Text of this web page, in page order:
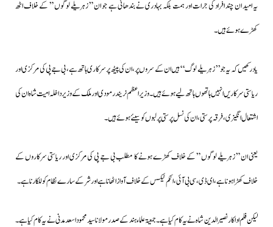
یہ امید ان چند افراد کی جرات اور ہمت بلکہ بہادری نے بندھائی ہے جو ان ” زہریلے لوگوں ” کے خلاف اٹھ
کھڑے ہوئے ہیں۔
یاد رکھیں کہ یہ جو ’’ زہریلے لوگ‘‘ ہیں ان کے سروں پر،ان کی پیٹھ پر سرکاری ہاتھ ہے، بی جے پی کی مرکزی اور
ریاستی سرکاریں انہیں ہاتھوں ہاتھ لیے ہوئے ہیں۔وزیراعظم نریندر مودی اور ملک کے وزیر داخلہ امیت شاہ ان کی
اشتعال انگیزی،فرقہ پرستی،ان کی نسل پرستی پر لبوں کو سیئے ہوئے ہیں۔
یعنی ان ” زہریلے لوگوں ” کے خلاف کھڑے ہونے کا مطلب بی جے پی کی مرکزی اور ریاستی سرکاروں کے
خلاف کھڑا ہونا ہے،ای ڈی ،سی بی آئی، انکم ٹیکس کے خلاف آواز اٹھانا ہے اور شرکے سارے نظام کو للکارنا ہے۔
لیکن فلم اداکار نصیرالدین شاہ نے یہ کام کیا ہے۔جمعیۃ علماء ہند کے صدر مولانا سید محمود اسعد مدنی نے یہ کام کیا ہے۔